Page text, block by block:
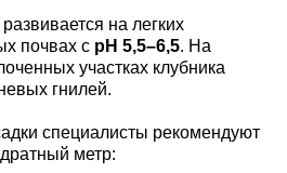
на легких
почвах с pH 5,5–6,5. На
участках клубника
гнилей.
специалисты рекомендуют
метр: